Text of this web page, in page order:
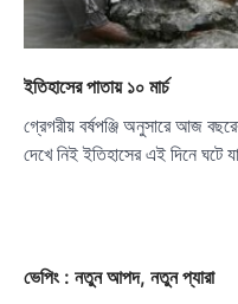
ইতিহাসের পাতায় ১০ মার্চ
গ্রেগরীয় বর্ষপঞ্জি অনুসারে আজ
দেখে নিই ইতিহাসের এই দিনে
ভেপিং : নতুন আপদ, নতুন প্যারা